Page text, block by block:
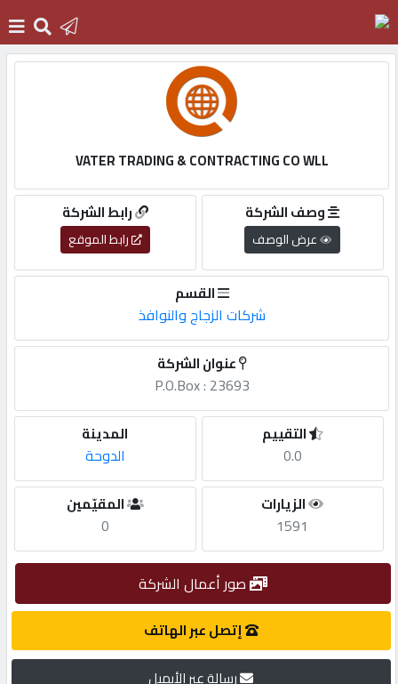
التسجيل
English
أضف
طلب
VATER TRADING & CONTRACTING CO WLL
رابط الشركة
رابط الموقع
وصف الشركة
عرض الوصف
القسم
شركات الزجاج والنوافذ
عنوان الشركة
P.O.Box : 23693
المدينة
الدوحة
التقييم
0.0
المقيّمين
0
الزيارات
1591
صور أعمال الشركة
إتصل عبر الهاتف
رسالة عبر الأيميل